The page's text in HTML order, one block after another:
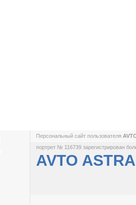
Персональный сайт пользователя
портрет № 116739 зарегистрирован
AVTO ASTRA